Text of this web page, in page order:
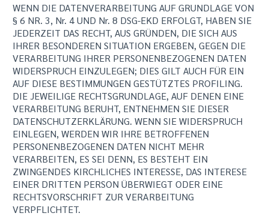
WENN DIE DATENVERARBEITUNG AUF GRUNDLAGE VON
§ 6 NR. 3, Nr. 4 UND Nr. 8 DSG-EKD ERFOLGT, HABEN SIE
JEDERZEIT DAS RECHT, AUS GRÜNDEN, DIE SICH AUS
IHRER BESONDEREN SITUATION ERGEBEN, GEGEN DIE
VERARBEITUNG IHRER PERSONENBEZOGENEN DATEN
WIDERSPRUCH EINZULEGEN; DIES GILT AUCH FÜR EIN
AUF DIESE BESTIMMUNGEN GESTÜTZTES PROFILING.
DIE JEWEILIGE RECHTSGRUNDLAGE, AUF DENEN EINE
VERARBEITUNG BERUHT, ENTNEHMEN SIE DIESER
DATENSCHUTZERKLÄRUNG. WENN SIE WIDERSPRUCH
EINLEGEN, WERDEN WIR IHRE BETROFFENEN
PERSONENBEZOGENEN DATEN NICHT MEHR
VERARBEITEN, ES SEI DENN, ES BESTEHT EIN
ZWINGENDES KIRCHLICHES INTERESSE, DAS INTERESE
EINER DRITTEN PERSON ÜBERWIEGT ODER EINE
RECHTSVORSCHRIFT ZUR VERARBEITUNG
VERPFLICHTET.